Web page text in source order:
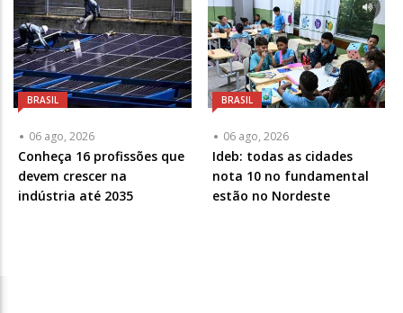
BRASIL
06 ago, 2026
Conheça 16 profissões que
devem crescer na
indústria até 2035
BRASIL
06 ago, 2026
Ideb: todas as cidades
nota 10 no fundamental
estão no Nordeste